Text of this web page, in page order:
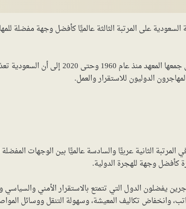
السعودية على المرتبة الثالثة عالميًّا كأفضل وجهة مفضلة
تشير المعلومات التي جمعها المعهد
الدوليون للاستقرار والعمل.
المرتبة الثانية عربيًّا والسادسة عالميًّا بين الوجهات
كأفضل وجهة للهجرة الدولية.
يفضلون الدول التي تتمتع بالاستقرار الأمني
وانخفاض تكاليف المعيشة، وسهولة التنقل ووسائل